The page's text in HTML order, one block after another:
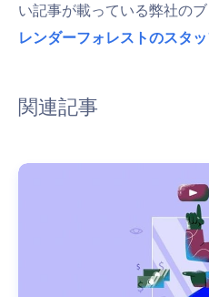
い記事が載っている弊社の
レンダーフォレストのスタ
関連記事